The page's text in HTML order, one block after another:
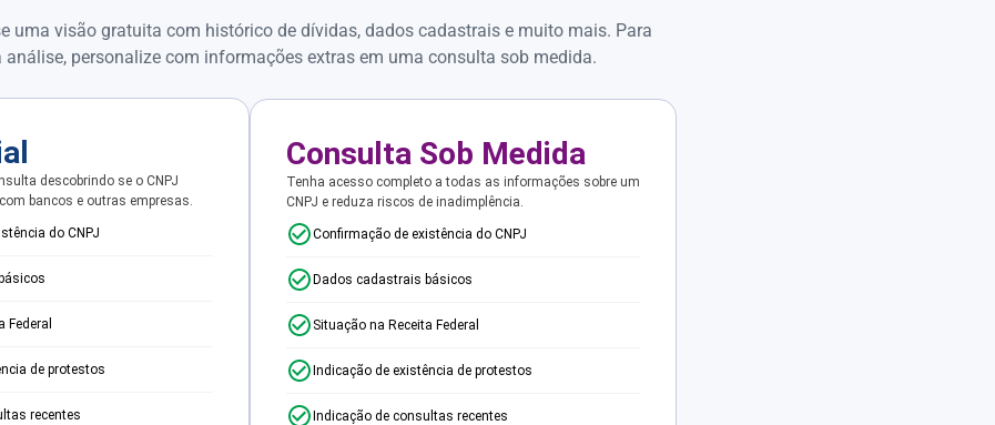
uma visão gratuita com histórico de dívidas, dados cadastrais e muito mais. Para
análise, personalize com informações extras em uma consulta sob medida.
descobrindo se o CNPJ
bancos e outras empresas.
do CNPJ
Federal
de protestos
recentes
Consulta Sob Medida
Tenha acesso completo a todas as informações sobre um
CNPJ e reduza riscos de inadimplência.
Confirmação de existência do CNPJ
Dados cadastrais básicos
Situação na Receita Federal
Indicação de existência de protestos
Indicação de consultas recentes